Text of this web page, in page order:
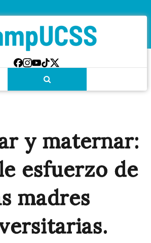
y maternar:
esfuerzo de
madres